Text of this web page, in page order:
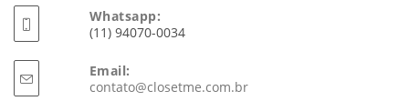
Whatsapp:
(11) 94070-0034
Email:
contato@closetme.com.brAbre